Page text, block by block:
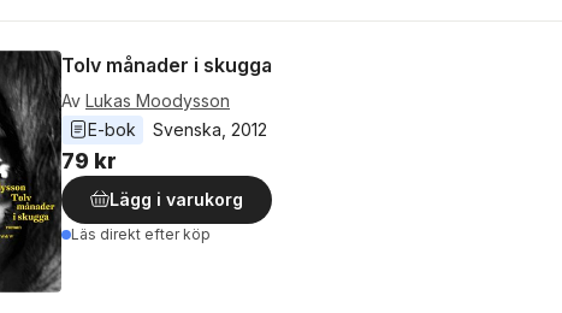
Tolv månader i skugga
Av Lukas Moodysson
E-bok
Svenska 2012
79 kr
Lägg i varukorg
Läs direkt efter köp